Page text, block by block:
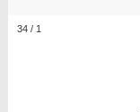
1
/
34